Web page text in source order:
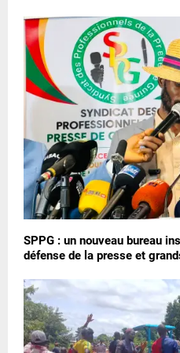
SPPG : un nouveau bureau
défense de la presse et